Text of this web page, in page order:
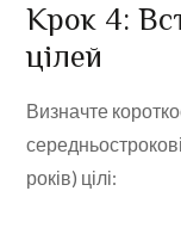
Крок 4:
цілей
Визначте
років) цілі: